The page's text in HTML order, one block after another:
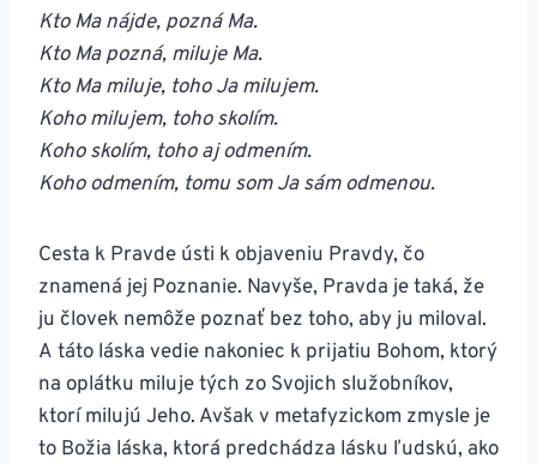
Kto Ma nájde, pozná Ma.
Kto Ma pozná, miluje Ma.
Kto Ma miluje, toho Ja milujem.
Koho milujem, toho skolím.
Koho skolím, toho aj odmením.
Koho odmením, tomu som Ja sám odmenou.
Cesta k Pravde ústi k objaveniu Pravdy, čo
znamená jej Poznanie. Navyše, Pravda je taká, že
ju človek nemôže poznať bez toho, aby ju miloval.
A táto láska vedie nakoniec k prijatiu Bohom, ktorý
na oplátku miluje tých zo Svojich služobníkov,
ktorí milujú Jeho. Avšak v metafyzickom zmysle je
to Božia láska, ktorá predchádza lásku ľudskú, ako